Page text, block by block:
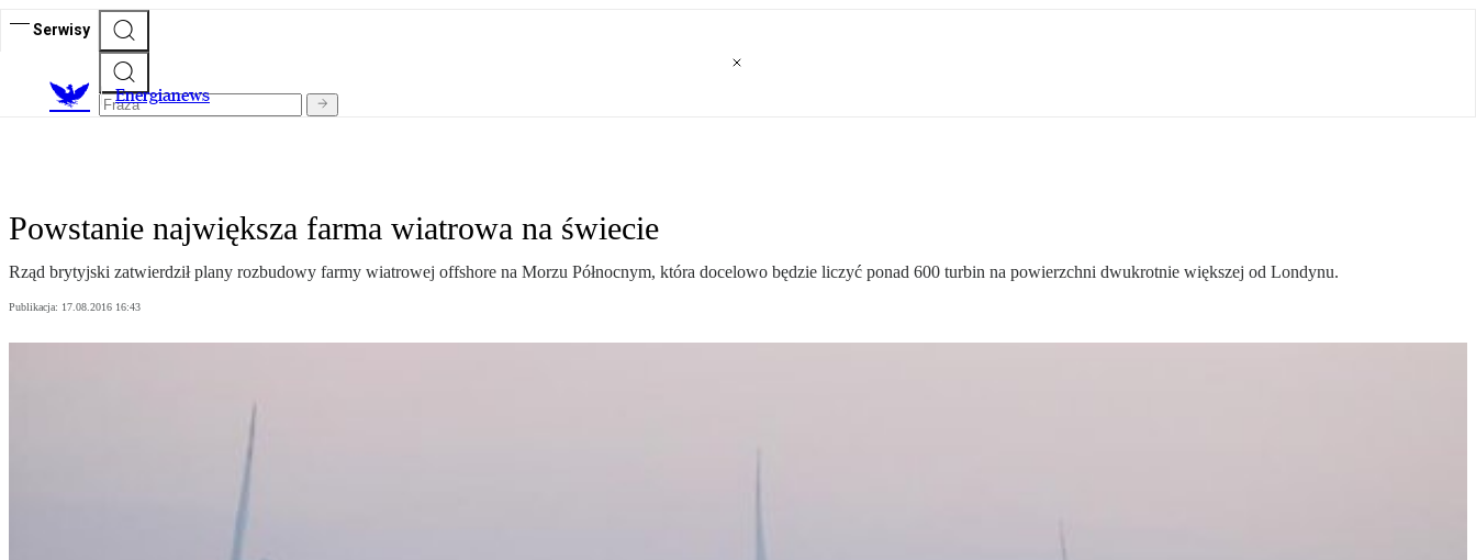
Serwisy
Energianews
Powstanie największa farma wiatrowa na świecie
Rząd brytyjski zatwierdził plany rozbudowy farmy wiatrowej offshore na Morzu Północnym, która docelowo będzie liczyć ponad 600 turbin na powierzchni dwukrotnie większej od Londynu.
Publikacja: 17.08.2016 16:43